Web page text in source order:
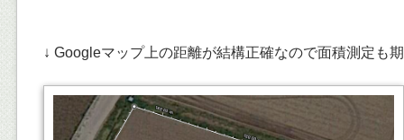
↓ Googleマップ上の距離が結構正確なので面積測定も